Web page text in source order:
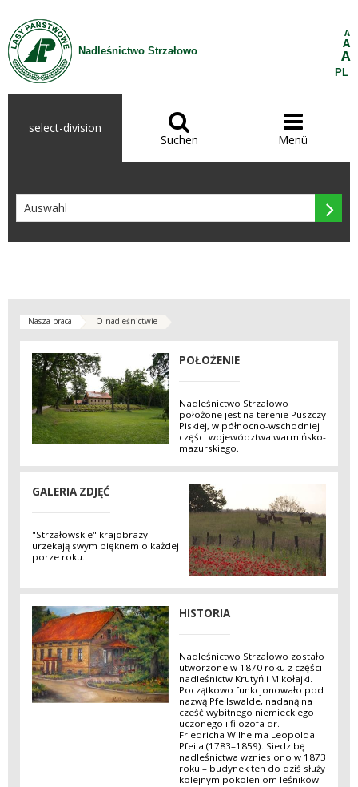
Zum Inhalt wechseln
Nadleśnictwo Strzałowo
A
A
A
PL
select-division 
Suchen

Menü

Nasza praca O nadleśnictwie
POŁOŻENIE
Nadleśnictwo Strzałowo
położone jest na terenie Puszczy
Piskiej, w północno-wschodniej
części województwa warmińsko-
mazurskiego.
GALERIA ZDJĘĆ
"Strzałowskie" krajobrazy
urzekają swym pięknem o każdej
porze roku.
HISTORIA
Nadleśnictwo Strzałowo zostało
utworzone w 1870 roku z części
nadleśnictw Krutyń i Mikołajki.
Początkowo funkcjonowało pod
nazwą Pfeilswalde, nadaną na
cześć wybitnego niemieckiego
uczonego i filozofa dr.
Friedricha Wilhelma Leopolda
Pfeila (1783–1859). Siedzibę
nadleśnictwa wzniesiono w 1873
roku – budynek ten do dziś służy
kolejnym pokoleniom leśników.